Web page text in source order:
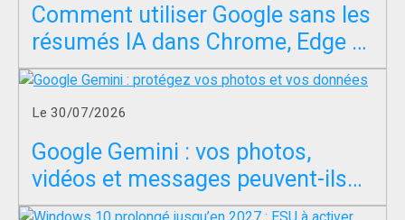
Comment utiliser Google sans les
résumés IA dans Chrome, Edge et
Firefox ?
Le 30/07/2026
Google Gemini : vos photos,
vidéos et messages peuvent-ils
servir à entraîner l’IA ?